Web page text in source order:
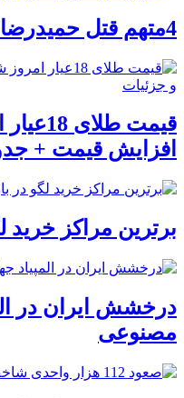
4متهم قتل حمیدرضا رجب‌زاده دستگیر شدند
افزایش قیمت +
برترین مراکز خرید
درخشش ایران در
مصنوعی